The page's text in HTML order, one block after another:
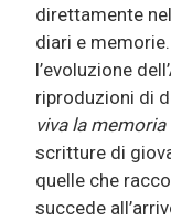
direttamente
diari e
l’evoluzione
riproduzioni di
viva la memoria
scritture di
quelle che
succede